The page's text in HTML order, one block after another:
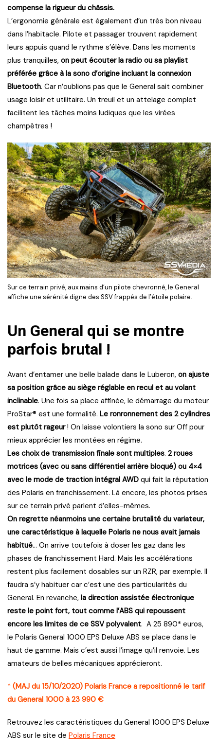
compense la rigueur du châssis.
L’ergonomie générale est également d’un très bon niveau
dans l’habitacle. Pilote et passager trouvent rapidement
leurs appuis quand le rythme s’élève. Dans les moments
plus tranquilles, on peut écouter la radio ou sa playlist
préférée grâce à la sono d’origine incluant la connexion
Bluetooth. Car n’oublions pas que le General sait combiner
usage loisir et utilitaire. Un treuil et un attelage complet
facilitent les tâches moins ludiques que les virées
champêtres !
Sur ce terrain privé, aux mains d’un pilote chevronné, le General
affiche une sérénité digne des SSV frappés de l’étoile polaire.
Un General qui se montre
parfois brutal !
Avant d’entamer une belle balade dans le Luberon, on ajuste
sa position grâce au siège réglable en recul et au volant
inclinable. Une fois sa place affinée, le démarrage du moteur
ProStar® est une formalité. Le ronronnement des 2 cylindres
est plutôt rageur! On laisse volontiers la sono sur Off pour
mieux apprécier les montées en régime.
Les choix de transmission finale sont multiples. 2 roues
motrices (avec ou sans différentiel arrière bloqué) ou 4×4
avec le mode de traction intégral AWD qui fait la réputation
des Polaris en franchissement. Là encore, les photos prises
sur ce terrain privé parlent d’elles-mêmes.
On regrette néanmoins une certaine brutalité du variateur,
une caractéristique à laquelle Polaris ne nous avait jamais
habitué… On arrive toutefois à doser les gaz dans les
phases de franchissement Hard. Mais les accélérations
restent plus facilement dosables sur un RZR, par exemple. Il
faudra s’y habituer car c’est une des particularités du
General. En revanche, la direction assistée électronique
reste le point fort, tout comme l’ABS qui repoussent
encore les limites de ce SSV polyvalent. A 25 890* euros,
le Polaris General 1000 EPS Deluxe ABS se place dans le
haut de gamme. Mais c’est aussi l’image qu’il renvoie. Les
amateurs de belles mécaniques apprécieront.
* (MAJ du 15/10/2020) Polaris France a repositionné le tarif
du General 1000 à 23 990 €
Retrouvez les caractéristiques du General 1000 EPS Deluxe
ABS sur le site de Polaris France